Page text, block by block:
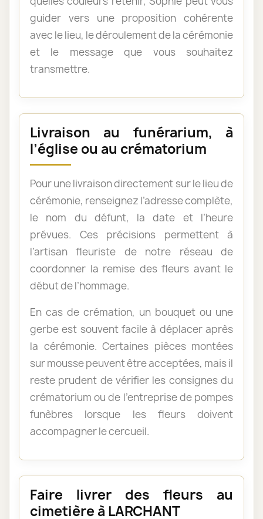
guider vers une proposition cohérente
avec le lieu, le déroulement de la cérémonie
et le message que vous souhaitez
transmettre.
Livraison au funérarium, à
l’église ou au crématorium
Pour une livraison directement sur le lieu de
cérémonie, renseignez l’adresse complète,
le nom du défunt, la date et l’heure
prévues. Ces précisions permettent à
l’artisan fleuriste de notre réseau de
coordonner la remise des fleurs avant le
début de l’hommage.
En cas de crémation, un bouquet ou une
gerbe est souvent facile à déplacer après
la cérémonie. Certaines pièces montées
sur mousse peuvent être acceptées, mais il
reste prudent de vérifier les consignes du
crématorium ou de l’entreprise de pompes
funèbres lorsque les fleurs doivent
accompagner le cercueil.
Faire livrer des fleurs au
cimetière à LARCHANT